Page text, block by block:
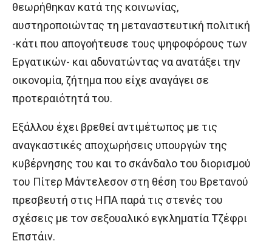
θεωρήθηκαν κατά της κοινωνίας,
αυστηροποιώντας τη μεταναστευτική πολιτική
-κάτι που απογοήτευσε τους ψηφοφόρους των
Εργατικών- και αδυνατώντας να ανατάξει την
οικονομία, ζήτημα που είχε αναγάγει σε
προτεραιότητά του.
Εξάλλου έχει βρεθεί αντιμέτωπος με τις
αναγκαστικές αποχωρήσεις υπουργών της
κυβέρνησης του και το σκάνδαλο του διορισμού
του Πίτερ Μάντελεσον στη θέση του Βρετανού
πρεσβευτή στις ΗΠΑ παρά τις στενές του
σχέσεις με τον σεξουαλικό εγκληματία Τζέφρι
Επστάιν.